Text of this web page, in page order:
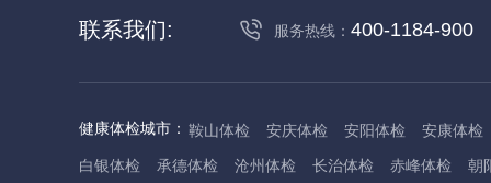
联系我们: 服务热线： 400-1184-900
健康体检城市： 鞍山体检 安庆体检 安阳体检
安康体检
白银体检
承德体检 沧州体检 长治体检 赤峰体检 朝